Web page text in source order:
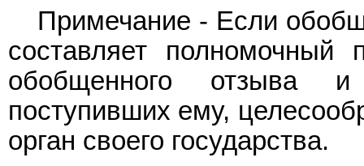
Примечание - Если
составляет
обобщенного отзыва
поступивших ему,
орган своего государства.